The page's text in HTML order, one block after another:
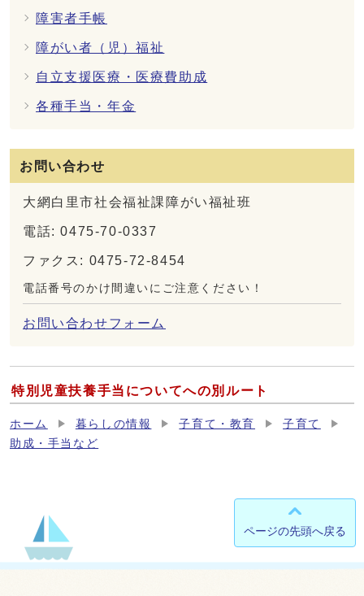
障害者手帳
障がい者（児）福祉
自立支援医療・医療費助成
各種手当・年金
お問い合わせ
大網白里市社会福祉課障がい福祉班
電話: 0475-70-0337
ファクス: 0475-72-8454
電話番号のかけ間違いにご注意ください！
お問い合わせフォーム
特別児童扶養手当についてへの別ルート
ホーム 暮らしの情報 子育て・教育
子育て
助成・手当など
ページの先頭へ戻る